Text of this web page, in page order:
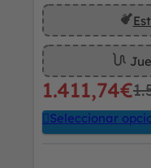
1.411,74€
Seleccionar